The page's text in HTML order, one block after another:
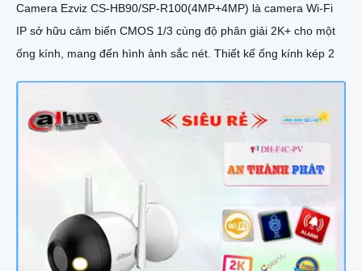
Camera Ezviz CS-HB90/SP-R100(4MP+4MP) là camera Wi-Fi
IP sở hữu cảm biến CMOS 1/3 cùng độ phân giải 2K+ cho một
ống kính, mang đến hình ảnh sắc nét. Thiết kế ống kính kép 2